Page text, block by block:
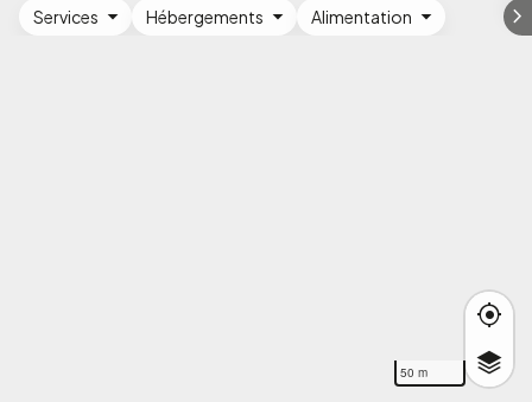
50 m
Services Hébergements Alimentation